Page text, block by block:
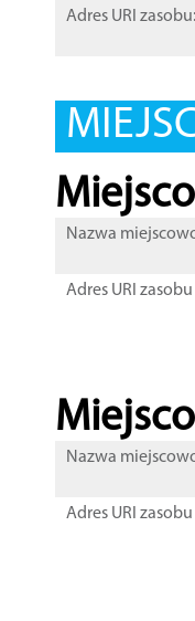
Adres URI zasobu:
Nazwa
Adres URI zasobu
Nazwa
Adres URI zasobu